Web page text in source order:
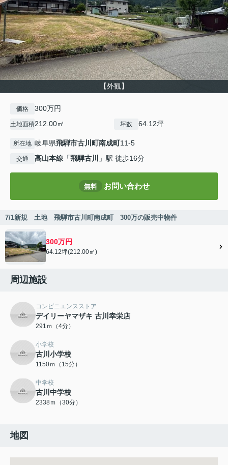
【外観】
価格 300万円
土地面積212.00㎡ 坪数 64.12坪
所在地 岐阜県飛騨市古川町南成町11-5
交通 高山本線 「飛騨古川 」駅 徒歩16分
無料 お問い合わせ
7/1新規 土地 飛騨市古川町南成町 300万の販売中物件
300万円
64.12坪(212.00㎡)
周辺施設
コンビニエンスストア
デイリーヤマザキ 古川幸栄店
291ｍ（4分）
小学校
古川小学校
1150ｍ（15分）
中学校
古川中学校
2338ｍ（30分）
地図